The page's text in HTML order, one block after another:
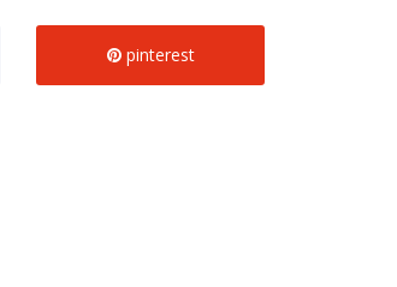
pinterest